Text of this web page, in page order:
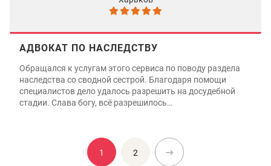
АДВОКАТ ПО НАСЛЕДСТВУ
Обращался к услугам этого сервиса по поводу раздела
наследства со сводной сестрой. Благодаря помощи
специалистов дело удалось разрешить на досудебной
стадии. Слава богу, всё разрешилось…
1 2